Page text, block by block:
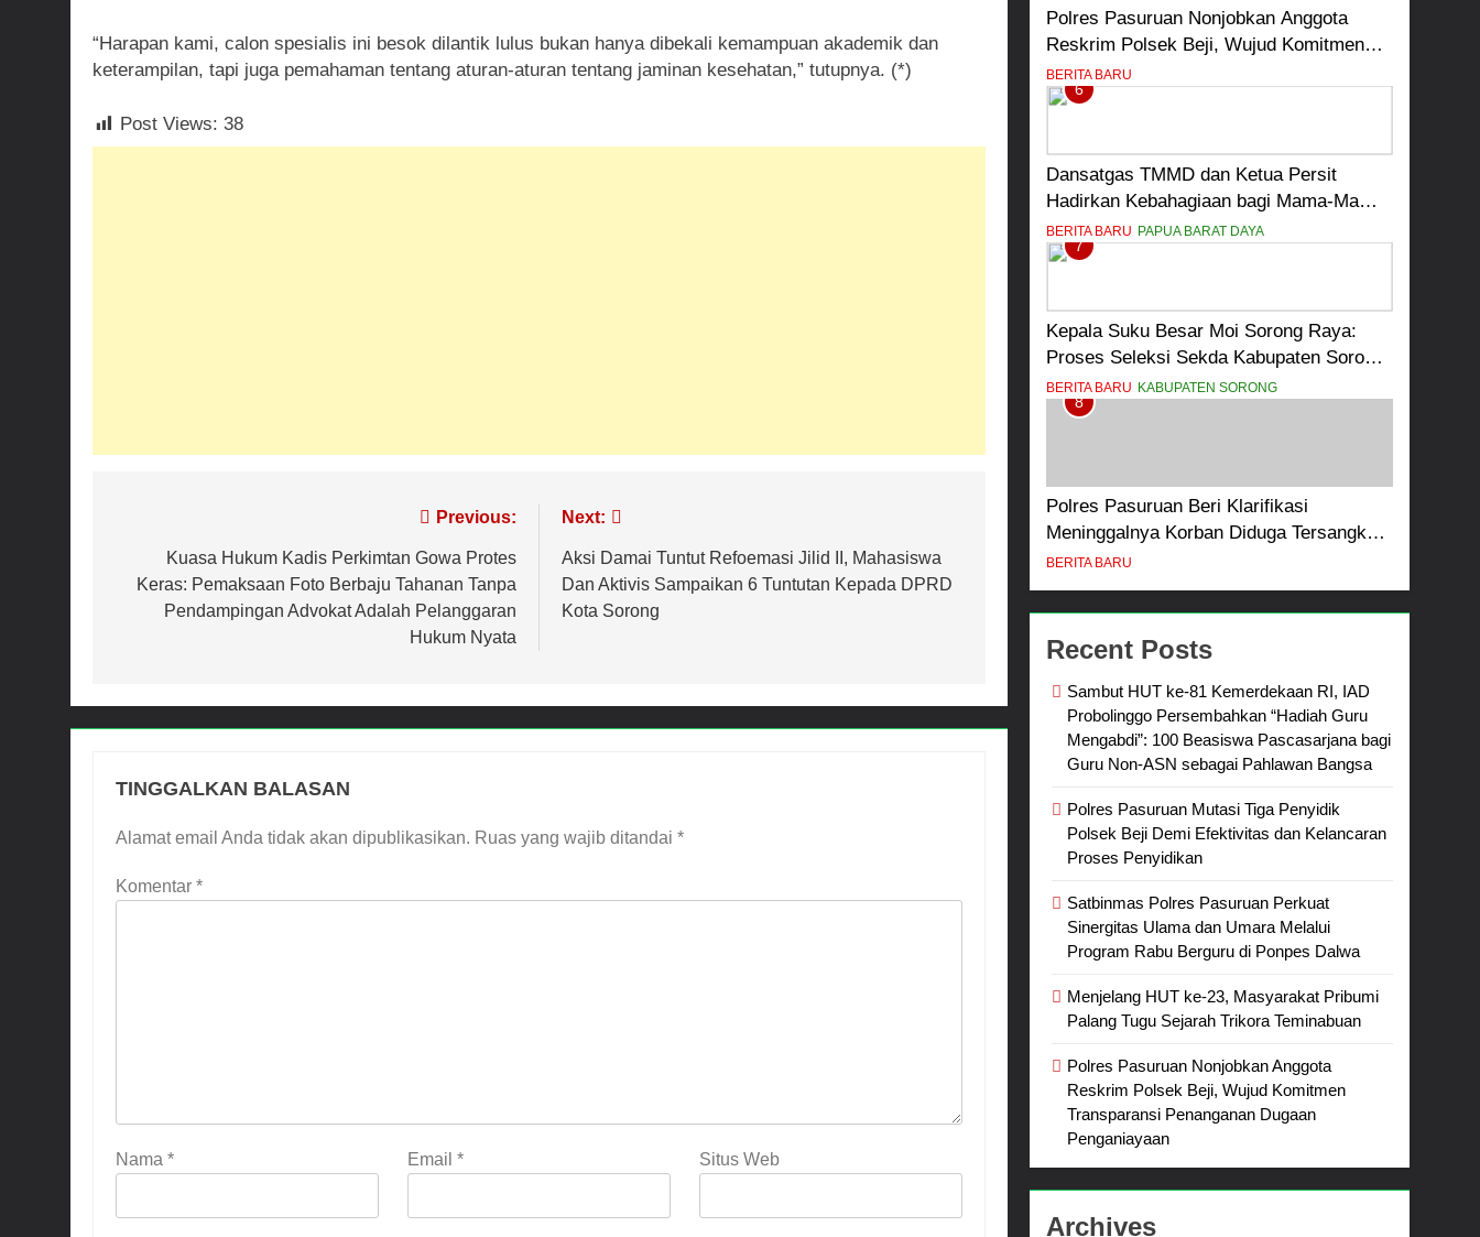
“Harapan kami, calon spesialis ini besok dilantik lulus bukan hanya dibekali kemampuan akademik dan
keterampilan, tapi juga pemahaman tentang aturan-aturan tentang jaminan kesehatan,” tutupnya. (*)
Post Views: 38
Previous:
Kuasa Hukum Kadis Perkimtan Gowa Protes
Keras: Pemaksaan Foto Berbaju Tahanan Tanpa
Pendampingan Advokat Adalah Pelanggaran
Hukum Nyata
Next:
Aksi Damai Tuntut Refoemasi Jilid II, Mahasiswa
Dan Aktivis Sampaikan 6 Tuntutan Kepada DPRD
Kota Sorong
TINGGALKAN BALASAN
Alamat email Anda tidak akan dipublikasikan. Ruas yang wajib ditandai *
Komentar *
Nama * Email* Situs Web
Polres Pasuruan Nonjobkan Anggota
Reskrim Polsek Beji, Wujud Komitmen
Transparansi Penanganan Dugaan
Penganiayaan
BERITA BARU
6
Dansatgas TMMD dan Ketua Persit
Hadirkan Kebahagiaan bagi Mama-Mama
dan Anak-Anak Kampung Sesor
BERITA BARU PAPUA BARAT DAYA
7
Kepala Suku Besar Moi Sorong Raya:
Proses Seleksi Sekda Kabupaten Sorong
Tidak Sah dan Melanggar Aturan
BERITA BARU KABUPATEN SORONG
8
Polres Pasuruan Beri Klarifikasi
Meninggalnya Korban Diduga Tersangka
Judol, Komitmen Usut Tuntas dan
BERITA BARU
Recent Posts
Sambut HUT ke-81 Kemerdekaan RI, IAD
Probolinggo Persembahkan “Hadiah Guru
Mengabdi”: 100 Beasiswa Pascasarjana bagi
Guru Non-ASN sebagai Pahlawan Bangsa
Polres Pasuruan Mutasi Tiga Penyidik
Polsek Beji Demi Efektivitas dan Kelancaran
Proses Penyidikan
Satbinmas Polres Pasuruan Perkuat
Sinergitas Ulama dan Umara Melalui
Program Rabu Berguru di Ponpes Dalwa
Menjelang HUT ke-23, Masyarakat Pribumi
Palang Tugu Sejarah Trikora Teminabuan
Polres Pasuruan Nonjobkan Anggota
Reskrim Polsek Beji, Wujud Komitmen
Transparansi Penanganan Dugaan
Penganiayaan
Archives